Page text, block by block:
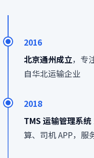
2016
北京通州成立，专
自华北运输企业
2018
TMS 运输管理系
算、司机 APP，服